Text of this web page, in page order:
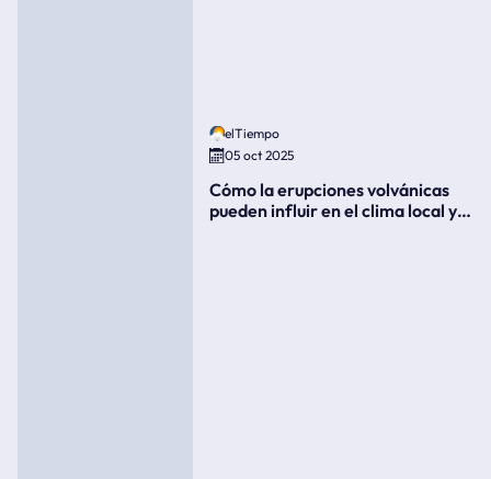
elTiempo
05 oct 2025
Cómo la erupciones volvánicas
pueden influir en el clima local y